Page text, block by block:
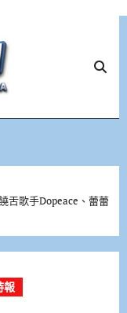
舌歌手Dopeace、蕾蕾
報